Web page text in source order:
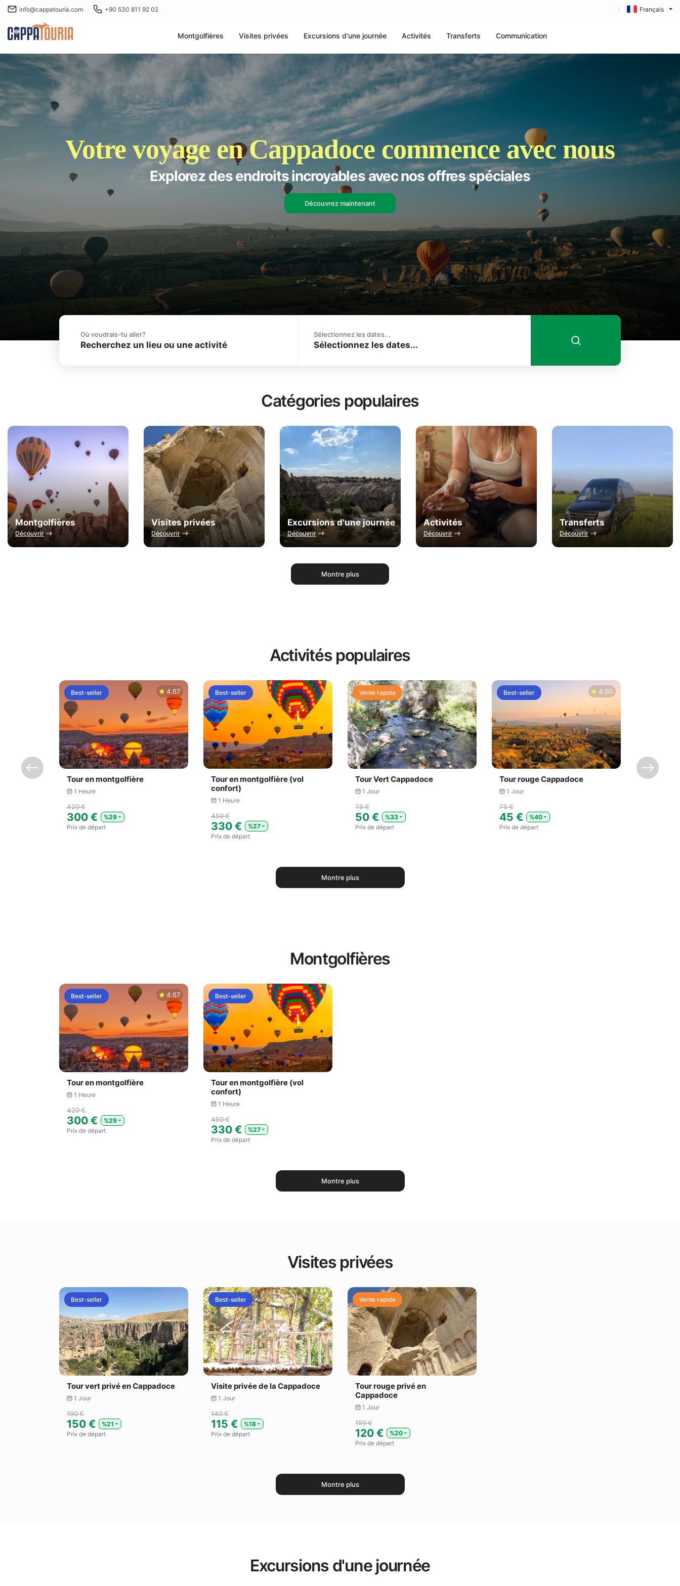
info@cappatouria.com +90 530 811 92 02 Français
Montgolfières Visites privées Excursions d'une journée Activités Transferts Communication
Votre voyage en Cappadoce commence avec nous
Explorez des endroits incroyables avec nos offres spéciales
Découvrez maintenant
Où voudrais-tu aller? Sélectionnez les dates...
Catégories populaires
Montgolfières
Découvrir
Visites privées
Découvrir
Excursions d'une journée
Découvrir
Activités
Découvrir
Transferts
Découvrir
Montre plus
Activités populaires
Best-seller 4.67
Tour en montgolfière
1 Heure
420 €
300 €
%29
Prix ​​de départ
Best-seller
Tour en montgolfière (vol
confort)
1 Heure
450 €
330 €
%27
Prix ​​de départ
Vente rapide
Tour Vert Cappadoce
1 Jour
75 €
50 €
%33
Prix ​​de départ
Best-seller 4.00
Tour rouge Cappadoce
1 Jour
75 €
45 €
%40
Prix ​​de départ
Visite
Montre plus
Montgolfières
Best-seller 4.67
Tour en montgolfière
1 Heure
420 €
300 €
%29
Prix ​​de départ
Best-seller
Tour en montgolfière (vol
confort)
1 Heure
450 €
330 €
%27
Prix ​​de départ
Montre plus
Visites privées
Best-seller
Tour vert privé en Cappadoce
1 Jour
190 €
150 €
%21
Prix ​​de départ
Best-seller
Visite privée de la Cappadoce
1 Jour
140 €
115 €
%18
Prix ​​de départ
Vente rapide
Tour rouge privé en
Cappadoce
1 Jour
150 €
120 €
%20
Prix ​​de départ
Montre plus
Excursions d'une journée